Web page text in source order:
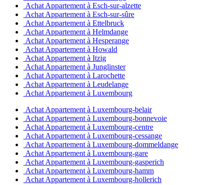
Achat Appartement à Esch-sur-alzette
Achat Appartement à Esch-sur-sûre
Achat Appartement à Ettelbruck
Achat Appartement à Helmdange
Achat Appartement à Hesperange
Achat Appartement à Howald
Achat Appartement à Itzig
Achat Appartement à Junglinster
Achat Appartement à Larochette
Achat Appartement à Leudelange
Achat Appartement à Luxembourg
Achat Appartement à Luxembourg-belair
Achat Appartement à Luxembourg-bonnevoie
Achat Appartement à Luxembourg-centre
Achat Appartement à Luxembourg-cessange
Achat Appartement à Luxembourg-dommeldange
Achat Appartement à Luxembourg-gare
Achat Appartement à Luxembourg-gasperich
Achat Appartement à Luxembourg-hamm
Achat Appartement à Luxembourg-hollerich